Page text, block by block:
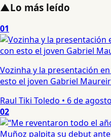
▲Lo más leído
01
Vozinha y la presentación
esto el joven Gabriel
Raul Tiki Toledo • 6 de
02